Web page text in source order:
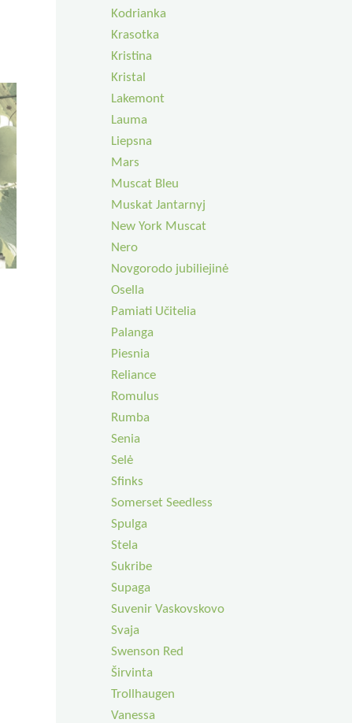
Kodrianka
Krasotka
Kristina
Kristal
Lakemont
Lauma
Liepsna
Mars
Muscat Bleu
Muskat Jantarnyj
New York Muscat
Nero
Novgorodo jubiliejinė
Osella
Pamiati Učitelia
Palanga
Piesnia
Reliance
Romulus
Rumba
Senia
Selė
Sfinks
Somerset Seedless
Spulga
Stela
Sukribe
Supaga
Suvenir Vaskovskovo
Svaja
Swenson Red
Širvinta
Trollhaugen
Vanessa